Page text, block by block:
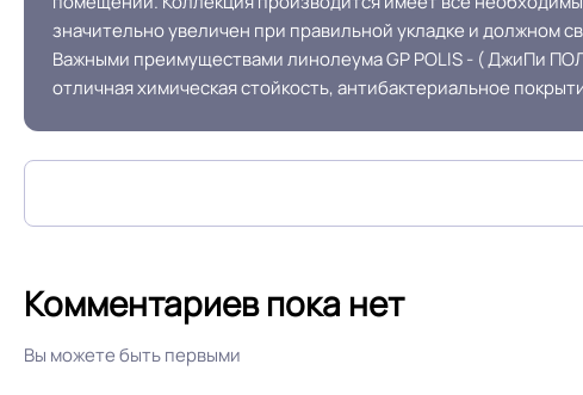
Условия хранения
значительно увеличен при правильной укладке и должном
Важными преимуществами линолеума GP POLIS - ( ДжиПи
отличная химическая стойкость, антибактериальное
Комментариев пока нет
Вы можете быть первыми